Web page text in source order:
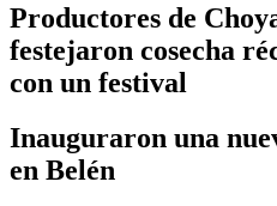
Productores de
festejaron cosecha
con un festival
Inauguraron una
en Belén